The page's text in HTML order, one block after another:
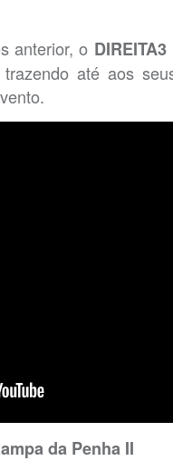
anterior, o DIREITA3
até aos
da Penha II